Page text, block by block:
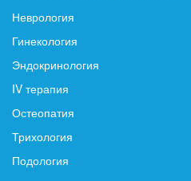
Неврология
Гинекология
Эндокринология
IV терапия
Остеопатия
Трихология
Подология